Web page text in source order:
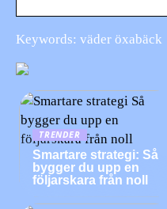
Keywords: väder öxabäck
TRENDER
Smartare strategi: Så
bygger du upp en
följarskara från noll